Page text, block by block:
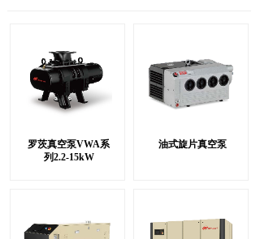
罗茨真空泵VWA系
列2.2-15kW
油式旋片真空泵